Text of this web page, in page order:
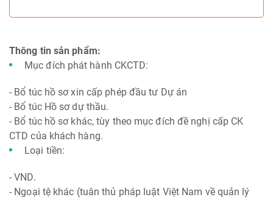
Thông tin sản phẩm:
Mục đích phát hành CKCTD:
- Bổ túc hồ sơ xin cấp phép đầu tư Dự án
- Bổ túc Hồ sơ dự thầu.
- Bổ túc hồ sơ khác, tùy theo mục đích đề nghị cấp CK
CTD của khách hàng.
Loại tiền:
- VND.
- Ngoại tệ khác (tuân thủ pháp luật Việt Nam về quản lý